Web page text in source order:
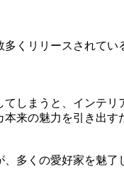
くリリースされて
しまうと、インテ
来の魅力を引き出
多くの愛好家を魅